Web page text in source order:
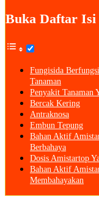
Buka Daftar Isi
Fungisida
Tanaman
Penyakit Tanaman
Bercak Kering
Antraknosa
Embun Tepung
Bahan Aktif
Berbahaya
Dosis Amistartop
Bahan Aktif
Membahayakan